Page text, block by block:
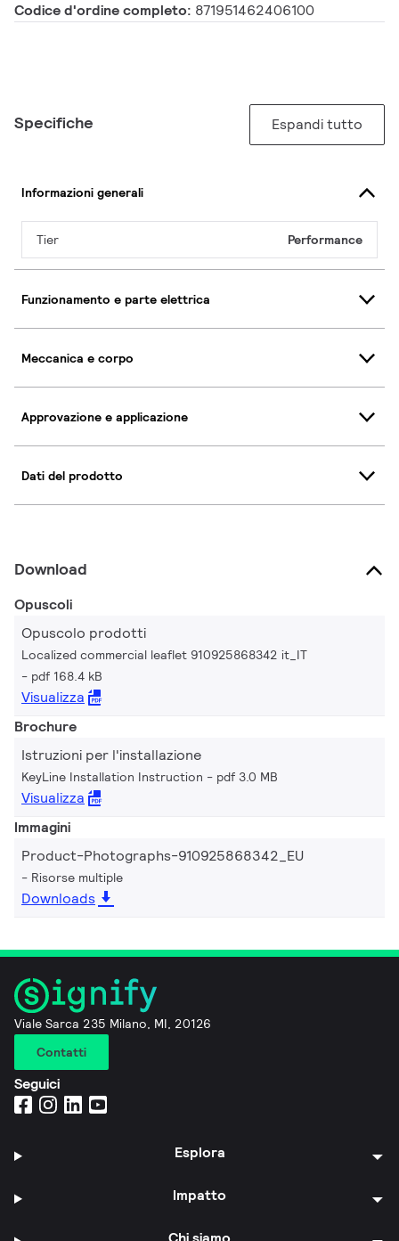
Codice d'ordine completo: 871951462406100
Specifiche Espandi tutto
Informazioni generali
Tier Performance
Funzionamento e parte elettrica
Meccanica e corpo
Approvazione e applicazione
Dati del prodotto
Download
Opuscoli
Opuscolo prodotti
Localized commercial leaflet 910925868342 it_IT
pdf 168.4 kB
Visualizza
Brochure
Istruzioni per l'installazione
KeyLine Installation Instruction pdf 3.0 MB
Visualizza
Immagini
Product-Photographs-910925868342_EU
Risorse multiple
Downloads
Viale Sarca 235 Milano, MI, 20126
Contatti
Seguici
Esplora
Impatto